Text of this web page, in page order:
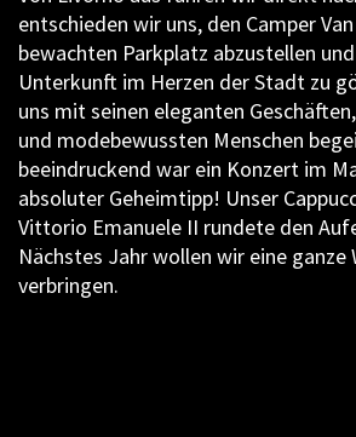
entschieden wir uns, den Camper
bewachten Parkplatz abzustellen
Unterkunft im Herzen der Stadt zu
uns mit seinen eleganten
und modebewussten Menschen
beeindruckend war ein Konzert im
absoluter Geheimtipp! Unser
Vittorio Emanuele II rundete den
Nächstes Jahr wollen wir eine ganze
verbringen.